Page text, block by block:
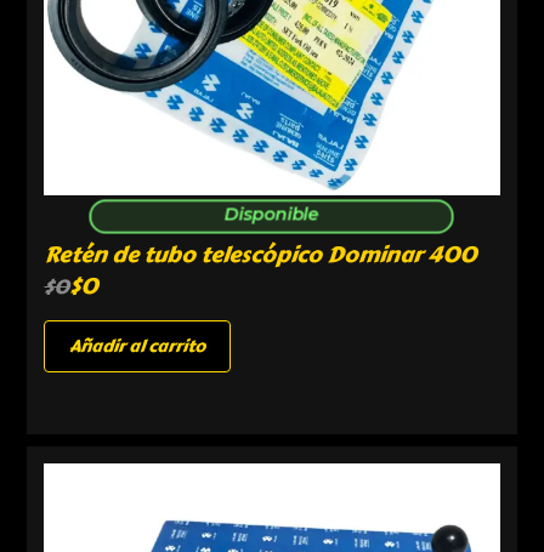
Disponible
Retén de tubo telescópico Dominar 400
$0$0
Añadir al carrito